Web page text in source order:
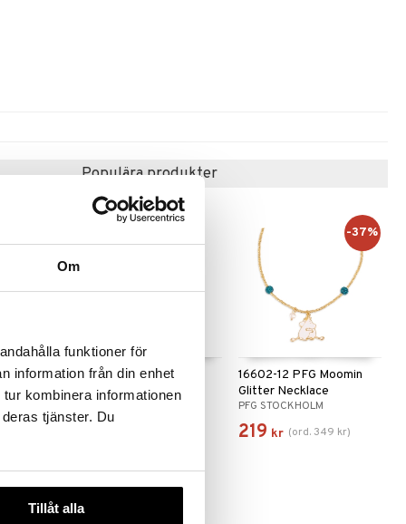
Om
funktioner för
information från din enhet
kombinera informationen
tjänster. Du
Tillåt alla
Populära produkter
Heart
15252-2011 BREEZE
Necklace 2-in-1 Set
16602-12 PFG Moomin
Glitter Necklace
PFG STOCKHOLM
219 kr (ord. 349 kr)
-37%
-37%